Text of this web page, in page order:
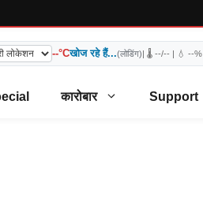
--°Cखोज रहे हैं...(लोडिंग)| 🌡️ --/-- | 💧 --%
कारोबार Support